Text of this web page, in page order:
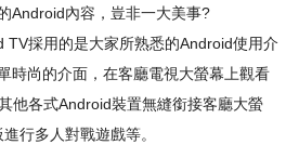
Android內容，豈非一大美事?
TV採用的是大家所熟悉的Android使用介
時尚的介面，在客廳電視大螢幕上觀看
他各式Android裝置無縫銜接客廳大螢
行多人對戰遊戲等。